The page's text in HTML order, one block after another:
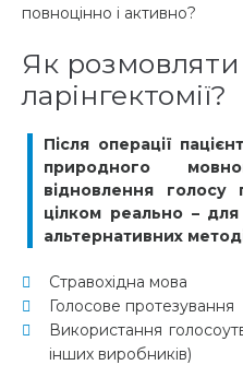
повноцінно і активно?
Як розмовляти
ларінгектомії?
Після операції
природного
відновлення голосу
цілком реально –
альтернативних
Стравохідна мова
Голосове протезування
Використання
інших виробників)